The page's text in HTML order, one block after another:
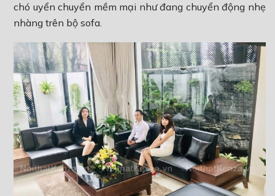
chó uyển chuyển mềm mại như đang chuyển động nhẹ
nhàng trên bộ sofa.